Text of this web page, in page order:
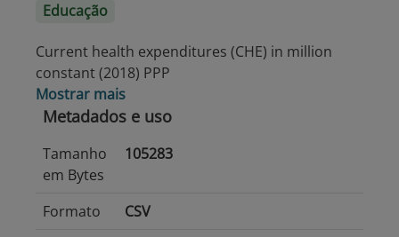
Educação
Current health expenditures (CHE) in million
constant (2018) PPP
Mostrar mais
Metadados e uso
Tamanho
em Bytes
105283
Formato
CSV